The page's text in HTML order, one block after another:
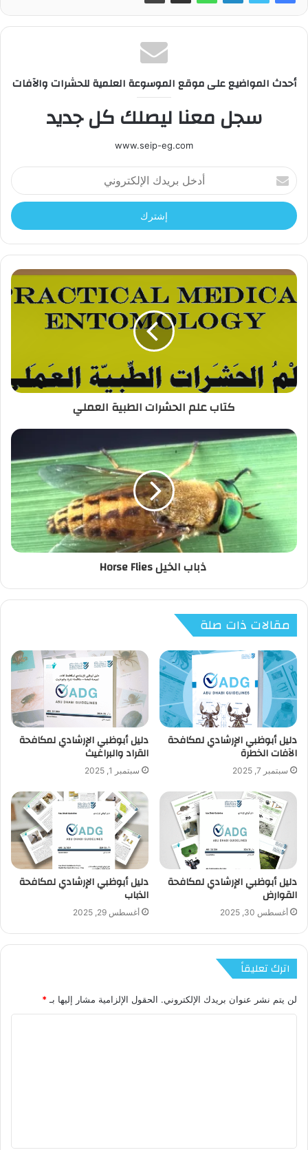
أحدث المواضيع على موقع الموسوعة العلمية للحشرات والآفات
سجل معنا ليصلك كل جديد
www.seip-eg.com
أ
د
خ
ل
ر
د
ك
ا
ك
ر
ي
كتاب علم الحشرات الطبية العملي
ذباب الخيل Horse Flies
مقالات ذات صلة
دليل أبوظبي الإرشادي لمكافحة
الآفات الخطرة
سبتمبر 7, 2025
دليل أبوظبي الإرشادي لمكافحة
القراد والبراغيث
سبتمبر 1, 2025
دليل أبوظبي الإرشادي لمكافحة
القوارض
أغسطس 30, 2025
دليل أبوظبي الإرشادي لمكافحة
الذباب
أغسطس 29, 2025
اترك تعليقاً
لن يتم نشر عنوان بريدك الإلكتروني. الحقول الإلزامية مشار إليها بـ*